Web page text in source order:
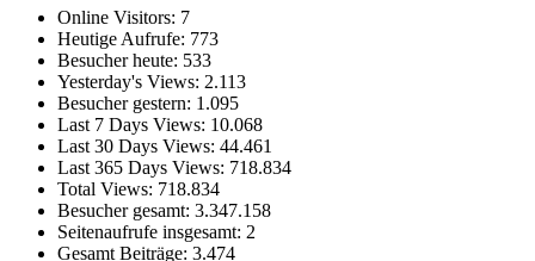
Online Visitors: 7
Heutige Aufrufe: 773
Besucher heute: 533
Yesterday's Views: 2.113
Besucher gestern: 1.095
Last 7 Days Views: 10.068
Last 30 Days Views: 44.461
Last 365 Days Views: 718.834
Total Views: 718.834
Besucher gesamt: 3.347.158
Seitenaufrufe insgesamt: 2
Gesamt Beiträge: 3.474